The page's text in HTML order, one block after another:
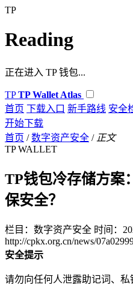
TP
Reading
正在进入 TP 钱包...
TP TP Wallet Atlas
首页 下载入口 新手路线 安全
开始下载
首页 / 数字资产安全 / 正文
TP WALLET
TP钱包冷存储方案
保安全？
栏目：数字资产安全 时间：
http://cpkx.org.cn/news/
安全提示
请勿向任何人泄露助记词、